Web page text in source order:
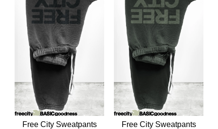
Free City Sweatpants
Free City Sweatpants